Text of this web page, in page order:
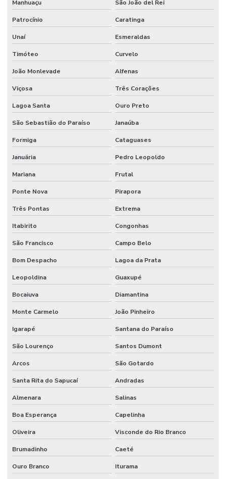
Manhuaçu São João del Rei
Patrocínio Caratinga
Unaí Esmeraldas
Timóteo Curvelo
João Monlevade Alfenas
Viçosa Três Corações
Lagoa Santa Ouro Preto
São Sebastião do Paraíso Janaúba
Formiga Cataguases
Januária Pedro Leopoldo
Mariana Frutal
Ponte Nova Pirapora
Três Pontas Extrema
Itabirito Congonhas
São Francisco Campo Belo
Bom Despacho Lagoa da Prata
Leopoldina Guaxupé
Bocaiuva Diamantina
Monte Carmelo João Pinheiro
Igarapé Santana do Paraíso
São Lourenço Santos Dumont
Arcos São Gotardo
Santa Rita do Sapucaí Andradas
Almenara Salinas
Boa Esperança Capelinha
Oliveira Visconde do Rio Branco
Brumadinho Caeté
Ouro Branco Iturama